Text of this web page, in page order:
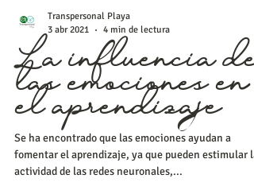
Transpersonal Playa
3 abr 2021
4 min de lectura
La influencia de
las emociones en
el aprendizaje
Se ha encontrado que las emociones ayudan a